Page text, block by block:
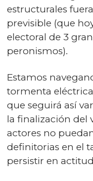
estructurales
previsible (que
electoral de 3
peronismos).
Estamos
tormenta
que seguirá así
la finalización del
actores no
definitorias en el
persistir en